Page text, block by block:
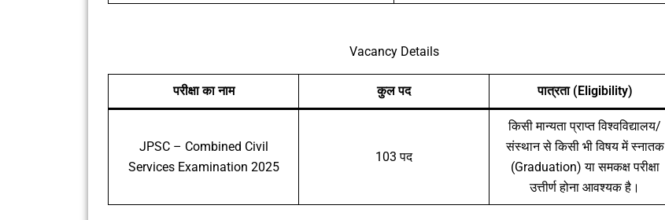
Vacancy Details
परीक्षा का नाम कुल पद पात्रता (Eligibility)
JPSC – Combined Civil
Services Examination 2025
103 पद
किसी मान्यता प्राप्त विश्वविद्यालय/
संस्थान से किसी भी विषय में स्नातक
(Graduation) या समकक्ष परीक्षा
उत्तीर्ण होना आवश्यक है।